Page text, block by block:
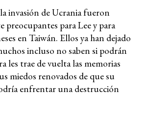
invasión de Ucrania fueron
preocupantes para Lee y para
en Taiwán. Ellos ya han dejado
incluso no saben si podrán
les trae de vuelta las memorias
miedos renovados de que su
enfrentar una destrucción